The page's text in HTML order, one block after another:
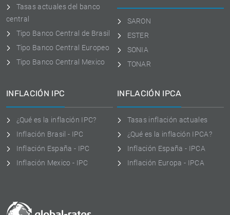
Tasas actuales del banco
central
Tipo Banco Central de Brasil
Tipo Banco Central Europeo
Tipo Banco Central Mexico
SARON
ESTER
SONIA
TONAR
INFLACIÓN IPC
¿Qué es la inflación IPC?
Inflación Brasil - IPC
Inflación España - IPC
Inflación Mexico - IPC
INFLACIÓN IPCA
Tasas inflación actuales
¿Qué es la inflación IPCA?
Inflación España - IPCA
Inflación Europa - IPCA